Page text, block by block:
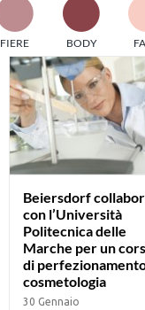
TESPI
ed editrici
particolare,
technology,
Stay tuned!
FIERE BODY
Beiersdorf
collabora con
l’Università
Politecnica delle
Marche per un
perfezionamento in
cosmetologia
Beiersdorf
con l’Università
Politecnica delle
Marche per un
di
cosmetologia
30 Gennaio